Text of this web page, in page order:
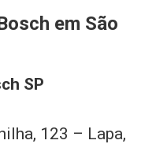
em São
SP
123 – Lapa,